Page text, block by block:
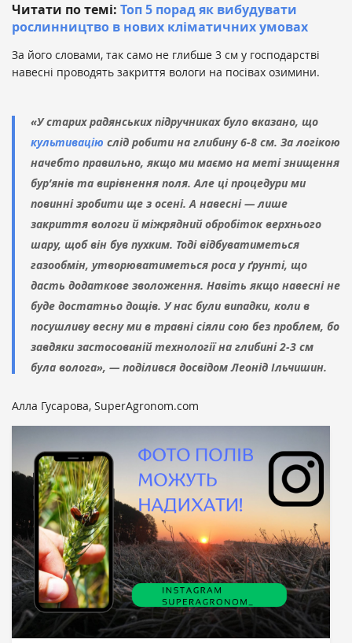
Читати по темі: Топ 5 порад як вибудувати
рослинництво в нових кліматичних умовах
За його словами, так само не глибше 3 см у господарстві
навесні проводять закриття вологи на посівах озимини.
«У старих радянських підручниках було вказано, що
культивацію слід робити на глибину 6-8 см. За логікою
начебто правильно, якщо ми маємо на меті знищення
бур’янів та вирівнення поля. Але ці процедури ми
повинні зробити ще з осені. А навесні — лише
закриття вологи й міжрядний обробіток верхнього
шару, щоб він був пухким. Тоді відбуватиметься
газообмін, утворюватиметься роса у ґрунті, що
дасть додаткове зволоження. Навіть якщо навесні не
буде достатньо дощів. У нас були випадки, коли в
посушливу весну ми в травні сіяли сою без проблем, бо
завдяки застосованій технології на глибині 2-3 см
була волога», — поділився досвідом Леонід Ільчишин.
Алла Гусарова, SuperAgronom.com